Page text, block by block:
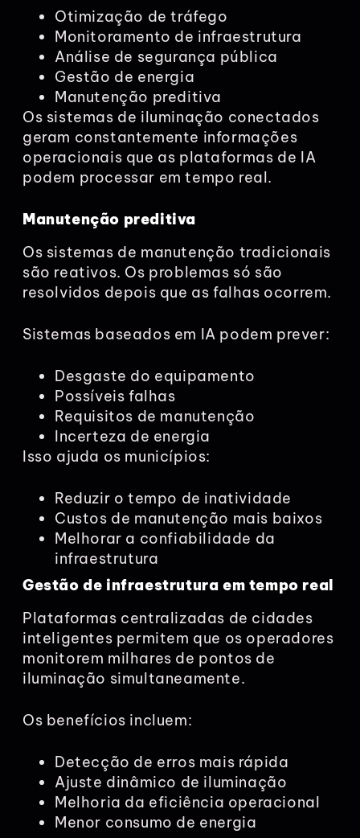
Otimização de tráfego
Monitoramento de infraestrutura
Análise de segurança pública
Gestão de energia
Manutenção preditiva
Os sistemas de iluminação conectados
geram constantemente informações
operacionais que as plataformas de IA
podem processar em tempo real.
Manutenção preditiva
Os sistemas de manutenção tradicionais
são reativos. Os problemas só são
resolvidos depois que as falhas ocorrem.
Sistemas baseados em IA podem prever:
Desgaste do equipamento
Possíveis falhas
Requisitos de manutenção
Incerteza de energia
Isso ajuda os municípios:
Reduzir o tempo de inatividade
Custos de manutenção mais baixos
Melhorar a confiabilidade da
infraestrutura
Gestão de infraestrutura em tempo real
Plataformas centralizadas de cidades
inteligentes permitem que os operadores
monitorem milhares de pontos de
iluminação simultaneamente.
Os benefícios incluem:
Detecção de erros mais rápida
Ajuste dinâmico de iluminação
Melhoria da eficiência operacional
Menor consumo de energia